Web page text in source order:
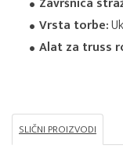
Vrsta torbe:
Alat za truss
SLIČNI PROIZVODI